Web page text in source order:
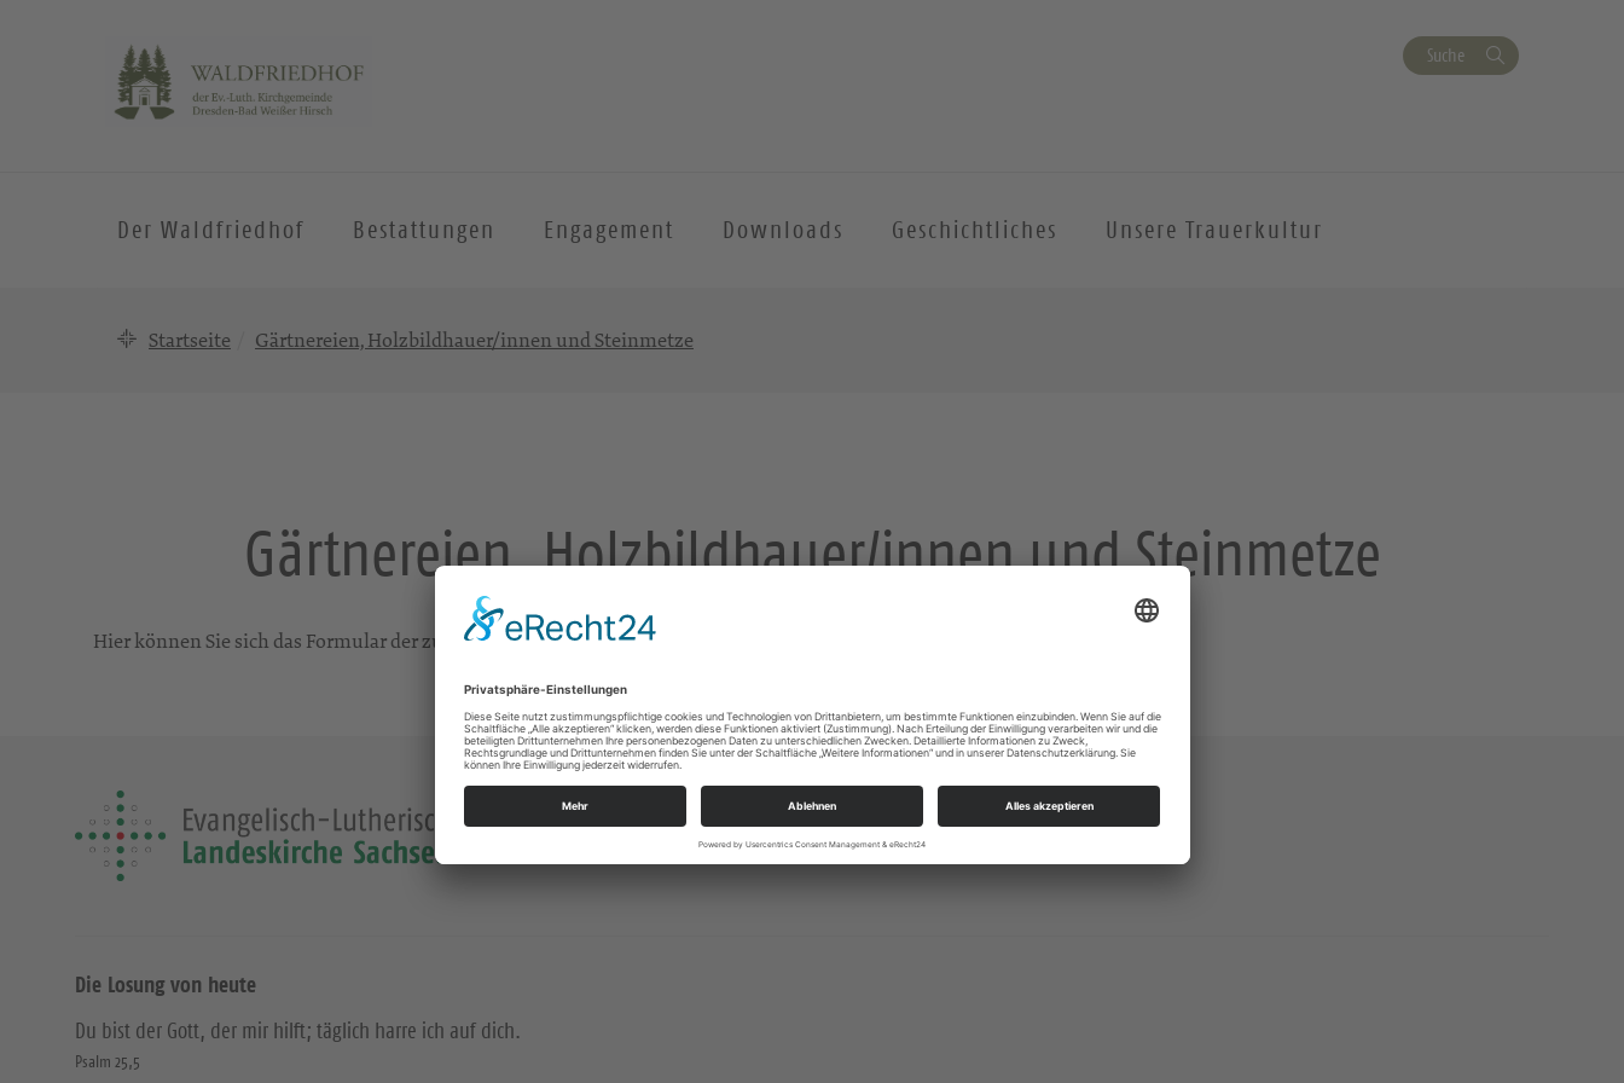
Suche
Der Waldfriedhof Bestattungen Engagement Downloads Geschichtliches Unsere Trauerkultur
Startseite Gärtnereien, Holzbildhauer/innen und Steinmetze
Gärtnereien, Holzbildhauer/innen und Steinmetze
Hier können Sie sich das Formular der zugelassenenSteinmetze, Holzbildhauer/innen und Gärtnereien
Die Losung von heute
Du bist der Gott, der mir hilft; täglich harre ich auf dich.
Psalm 25,5